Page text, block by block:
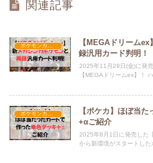
関連記事
【MEGAドリーム
録汎用カード判明！
2025年11月28日(金)に発
【MEGAドリームex】！
ポケモンカード
【ポケカ】ほぼ当
+αご紹介
2025年8月1日に発売した
から新環境がスタートした